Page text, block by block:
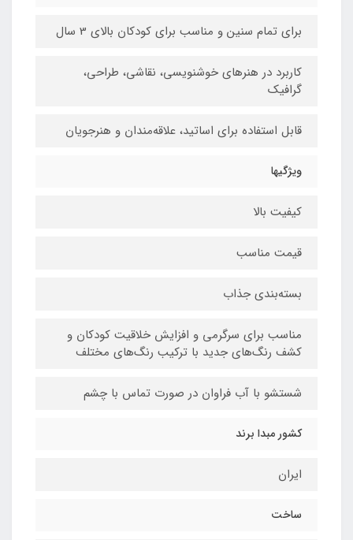
برای تمام سنین و مناسب برای کودکان بالای 3 سال
کاربرد در هنرهای خوشنویسی، نقاشی،‌ طراحی،
گرافیک
قابل استفاده برای اساتید، علاقه‌مندان و هنرجویان
ویژگیها
کیفیت بالا
قیمت مناسب
بسته‌بندی جذاب
مناسب برای سرگرمی و افزایش خلاقیت کودکان و
کشف رنگ‌های جدید با ترکیب رنگ‌های مختلف
شستشو با آب فراوان در صورت تماس با چشم
کشور مبدا برند
ایران
ساخت